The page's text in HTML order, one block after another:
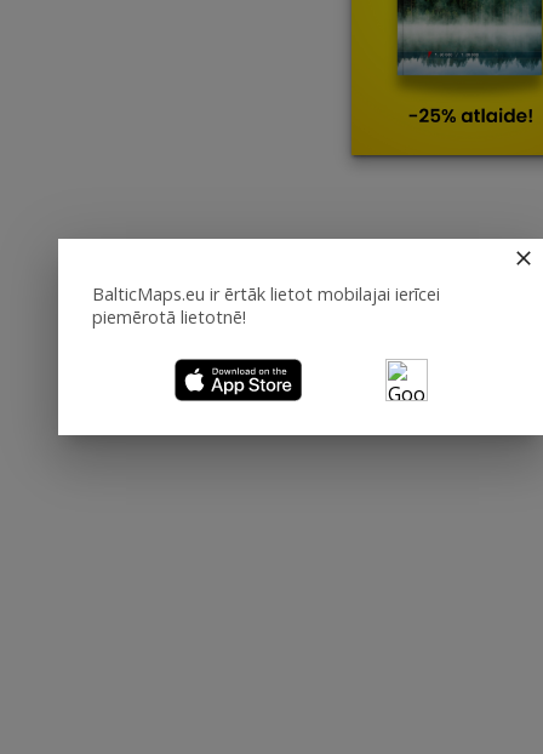
BalticMaps.eu ir ērtāk lietot mobilajai ierīcei
piemērotā lietotnē!